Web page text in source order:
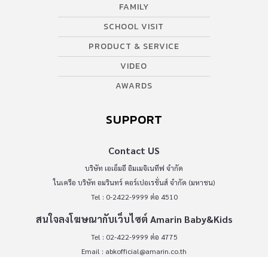
FAMILY
SCHOOL VISIT
PRODUCT & SERVICE
VIDEO
AWARDS
SUPPORT
Contact US
บริษัท เอเอ็มอี อิมเมจิเนทีฟ จำกัด
ในเครือ บริษัท อมรินทร์ คอร์เปอเรชั่นส์ จำกัด (มหาชน)
Tel : 0-2422-9999 ต่อ 4510
สนใจลงโฆษณากับเว็บไซต์ Amarin Baby&Kids
Tel : 02-422-9999 ต่อ 4775
Email : abkofficial@amarin.co.th